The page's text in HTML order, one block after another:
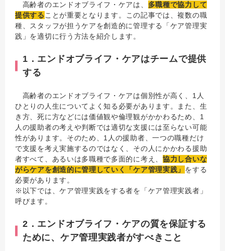
高齢者のエンドオブライフ・ケアは、 多職種で協力して
提供する ことが重要となります。この記事では、複数の職
種、スタッフが担うケアを創造的に管理する「ケア管理実
践」を適切に行う方法を紹介します。
1．エンドオブライフ・ケアはチームで提供
する
高齢者のエンドオブライフ・ケアは個別性が高く、1人
ひとりの人生についてよく知る必要があります。また、生
き方、死に方などには価値観や倫理観がかかわるため、1
人の援助者の考えや判断では適切な支援には至らない可能
性があります。そのため、1人の援助者、一つの職種だけ
で支援を考え実施するのではなく、その人にかかわる援助
者すべて、あるいは多職種で多面的に考え、 協力し合いな
がらケアを創造的に管理していく「ケア管理実践」 をする
必要があります。
※以下では、ケア管理実践をする者を「ケア管理実践者」
呼びます。
2．エンドオブライフ・ケアの質を保証する
ために、ケア管理実践者がすべきこと